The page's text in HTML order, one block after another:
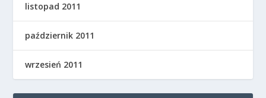
listopad 2011
październik 2011
wrzesień 2011